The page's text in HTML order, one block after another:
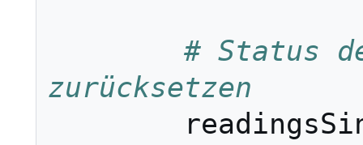
# Status
zurücksetzen